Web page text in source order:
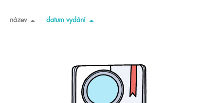
název datum vydání